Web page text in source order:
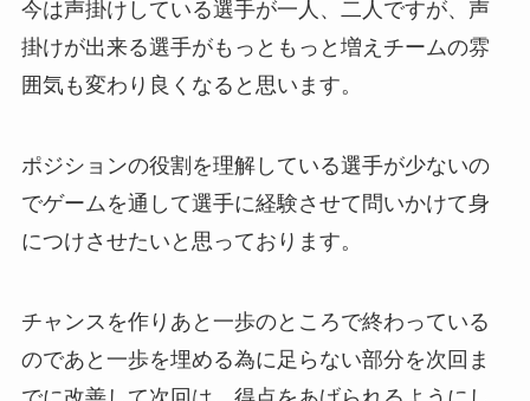
今は声掛けしている選手が一人、二人ですが、声
掛けが出来る選手がもっともっと増えチームの雰
囲気も変わり良くなると思います。
ポジションの役割を理解している選手が少ないの
でゲームを通して選手に経験させて問いかけて身
につけさせたいと思っております。
チャンスを作りあと一歩のところで終わっている
のであと一歩を埋める為に足らない部分を次回ま